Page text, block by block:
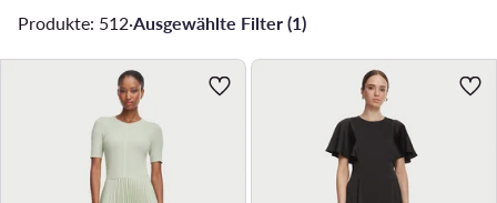
Produkte: 512·Ausgewählte Filter (1)